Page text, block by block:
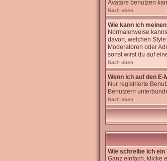
Avatare benutzen
Nach oben
Wie kann ich
Normalerweise
davon, welchen
Moderatoren oder
sonst wirst du auf
Nach oben
Wenn ich auf den
Nur registrierte
Benutzern
Nach oben
Wie schreibe ich ein
Ganz einfach, klicke